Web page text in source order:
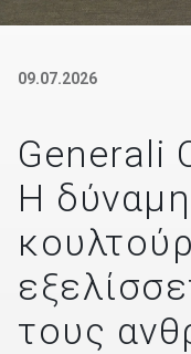
09.07.2026
Generali
Η
τους